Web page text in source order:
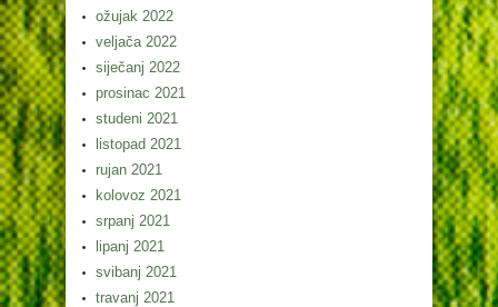
ožujak 2022
veljača 2022
siječanj 2022
prosinac 2021
studeni 2021
listopad 2021
rujan 2021
kolovoz 2021
srpanj 2021
lipanj 2021
svibanj 2021
travanj 2021